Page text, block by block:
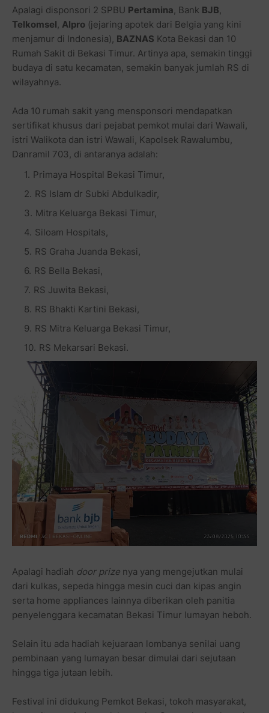
Apalagi disponsori 2 SPBU Pertamina, Bank BJB,
Telkomsel, Alpro (jejaring apotek dari Belgia yang kini
menjamur di Indonesia), BAZNAS Kota Bekasi dan 10
Rumah Sakit di Bekasi Timur. Artinya apa, semakin tinggi
budaya di satu kecamatan, semakin banyak jumlah RS di
wilayahnya.
Ada 10 rumah sakit yang mensponsori mendapatkan
sertifikat khusus dari pejabat pemkot mulai dari Wawali,
istri Walikota dan istri Wawali, Kapolsek Rawalumbu,
Danramil 703, di antaranya adalah:
Primaya Hospital Bekasi Timur,
RS Islam dr Subki Abdulkadir,
Mitra Keluarga Bekasi Timur,
Siloam Hospitals,
RS Graha Juanda Bekasi,
RS Bella Bekasi,
RS Juwita Bekasi,
RS Bhakti Kartini Bekasi,
RS Mitra Keluarga Bekasi Timur,
RS Mekarsari Bekasi.
Apalagi hadiah door prize nya yang mengejutkan mulai
dari kulkas, sepeda hingga mesin cuci dan kipas angin
serta home appliances lainnya diberikan oleh panitia
penyelenggara kecamatan Bekasi Timur lumayan heboh.
Selain itu ada hadiah kejuaraan lombanya senilai uang
pembinaan yang lumayan besar dimulai dari sejutaan
hingga tiga jutaan lebih.
Festival ini didukung Pemkot Bekasi, tokoh masyarakat,